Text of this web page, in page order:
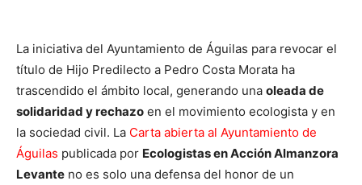
La iniciativa del Ayuntamiento de Águilas para revocar el
título de Hijo Predilecto a Pedro Costa Morata ha
trascendido el ámbito local, generando una oleada de
solidaridad y rechazo en el movimiento ecologista y en
la sociedad civil. La Carta abierta al Ayuntamiento de
Águilas publicada por Ecologistas en Acción Almanzora
Levante no es solo una defensa del honor de un